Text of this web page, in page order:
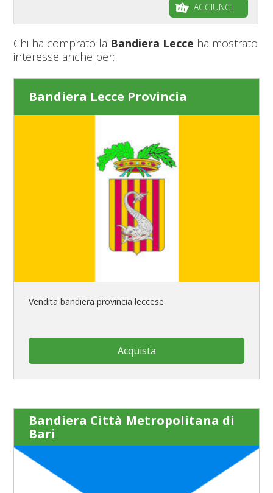
AGGIUNGI
Chi ha comprato la Bandiera Lecce ha mostrato
interesse anche per:
Bandiera Lecce Provincia
Vendita bandiera provincia leccese
Acquista
Bandiera Città Metropolitana di
Bari